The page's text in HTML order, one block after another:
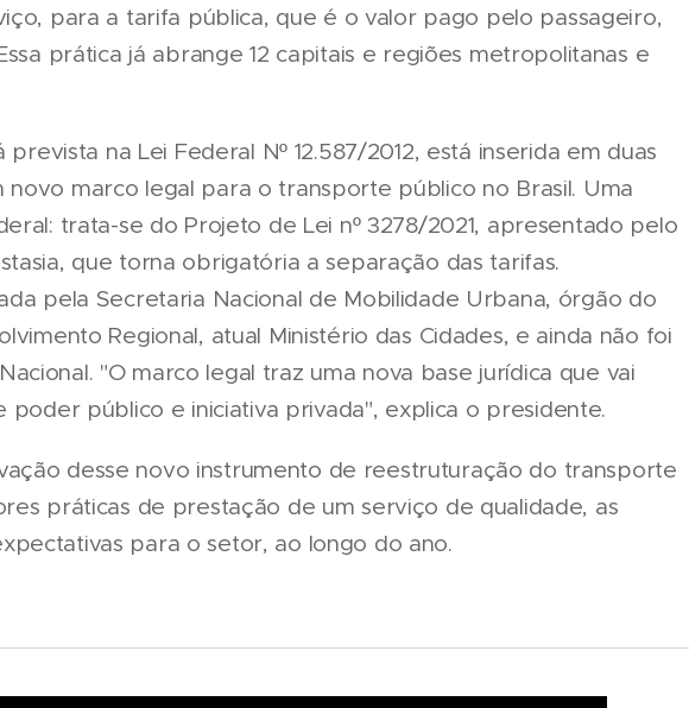
para a tarifa pública, que é o valor pago pelo passageiro,
prática já abrange 12 capitais e regiões metropolitanas e
na Lei Federal Nº 12.587/2012, está inserida em duas
marco legal para o transporte público no Brasil. Uma
trata-se do Projeto de Lei nº 3278/2021, apresentado pelo
que torna obrigatória a separação das tarifas.
pela Secretaria Nacional de Mobilidade Urbana, órgão do
Regional, atual Ministério das Cidades, e ainda não foi
"O marco legal traz uma nova base jurídica que vai
poder público e iniciativa privada", explica o presidente.
desse novo instrumento de reestruturação do transporte
práticas de prestação de um serviço de qualidade, as
para o setor, ao longo do ano.